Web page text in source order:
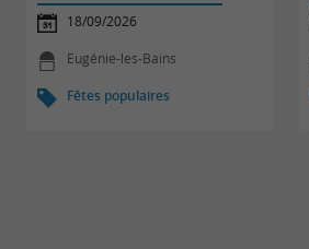
18/09/2026
Eugénie-les-Bains
Fêtes populaires